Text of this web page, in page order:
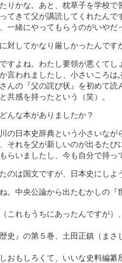
な。あと、枕草子を学校で
て父が講読してくれたんで
にやってもらうのがいやだ
対してかなり厳しかったんです
すよね。わたし要領が悪くてし
れましたし、小さいころは
『父の詫び状』を初めて読
を持ったという（笑）。
んな本がありましたか？
の日本史辞典という小さいなが
を父が新しいのが出るたび
ましたし、今も自分で持っ
のは国文ですが、日本史にしよ
。中央公論から出たむかしの『
もうちにあったんですが）
の第５巻、土田正鎮（まさ
しろくて、いいな史料編纂